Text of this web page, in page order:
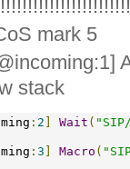
mark 5
stack
: 2 ] Wait (
: 3 ] Macro (